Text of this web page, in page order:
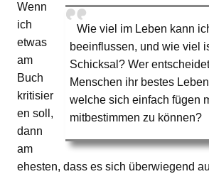
Wie viel im Leben kann
beeinflussen, und wie viel
Schicksal? Wer
Menschen ihr bestes
welche sich einfach fügen
mitbestimmen zu können?
Wenn
ich
etwas
am
Buch
kritisier
en soll,
dann
am
ehesten, dass es sich überwiegend